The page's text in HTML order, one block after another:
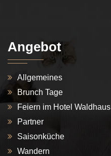
Angebot
Allgemeines
Brunch Tage
Feiern im Hotel Waldhaus
Partner
Saisonküche
Wandern